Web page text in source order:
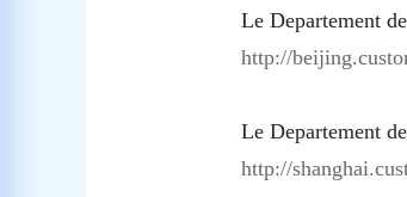
Le Departement
http://
Le Departement
http://